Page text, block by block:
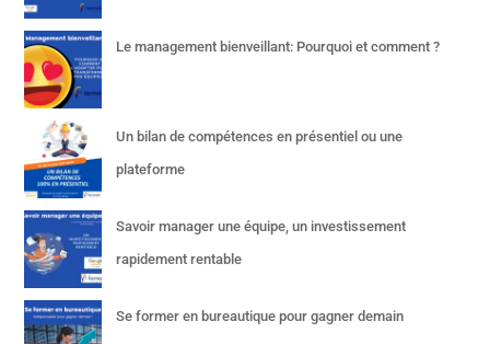
Le management bienveillant: Pourquoi et comment ?
Un bilan de compétences en présentiel ou une
plateforme
Savoir manager une équipe, un investissement
rapidement rentable
Se former en bureautique pour gagner demain